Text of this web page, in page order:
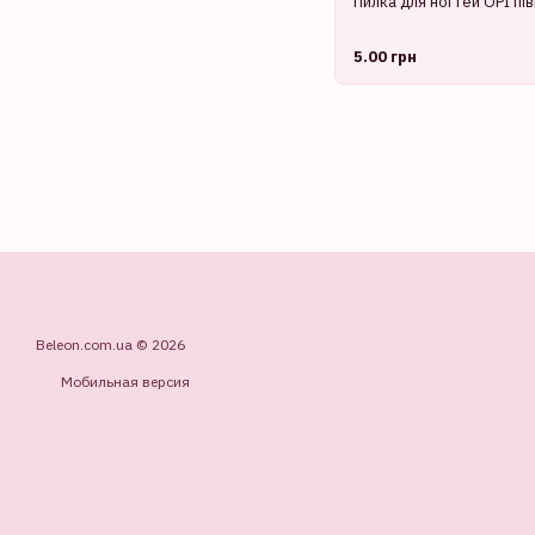
5.00 грн
Beleon.com.ua © 2026
Мобильная версия